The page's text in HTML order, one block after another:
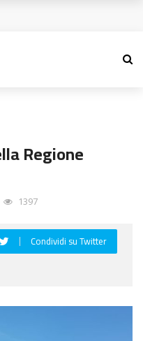
Regione
1397
Condividi su Twitter